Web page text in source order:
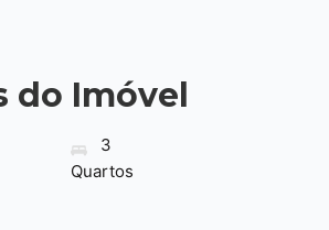
do Imóvel
3
Quartos